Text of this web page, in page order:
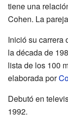
tiene una
Cohen. La
Inició su carrera
la década de
lista de los 100
elaborada por
Debutó en
1992.